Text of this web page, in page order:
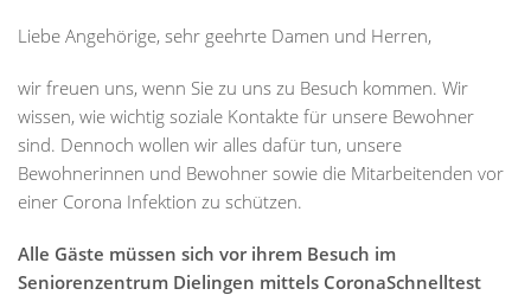
Liebe Angehörige, sehr geehrte Damen und Herren,
wir freuen uns, wenn Sie zu uns zu Besuch kommen. Wir
wissen, wie wichtig soziale Kontakte für unsere Bewohner
sind. Dennoch wollen wir alles dafür tun, unsere
Bewohnerinnen und Bewohner sowie die Mitarbeitenden vor
einer Corona Infektion zu schützen.
Alle Gäste müssen sich vor ihrem Besuch im
Seniorenzentrum Dielingen mittels CoronaSchnelltest